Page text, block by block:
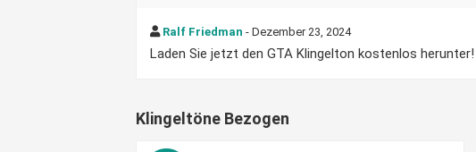
Ralf Friedman - Dezember 23, 2024
Laden Sie jetzt den GTA Klingelton kostenlos
Klingeltöne Bezogen